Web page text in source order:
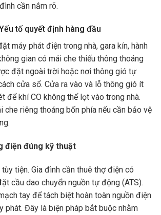
cần nắm rõ.
tố quyết định hàng đầu
máy phát điện trong nhà, gara kín, hành
gian có mái che thiếu thông thoáng
đặt ngoài trời hoặc nơi thông gió tự
cửa sổ. Cửa ra vào và lỗ thông gió ít
để khí CO không thể lọt vào trong nhà.
che riêng thoáng bốn phía nếu cần bảo vệ
điện đúng kỹ thuật
tiện. Gia đình cần thuê thợ điện có
cầu dao chuyển nguồn tự động (ATS).
tay để tách biệt hoàn toàn nguồn điện
phát. Đây là biện pháp bắt buộc nhằm